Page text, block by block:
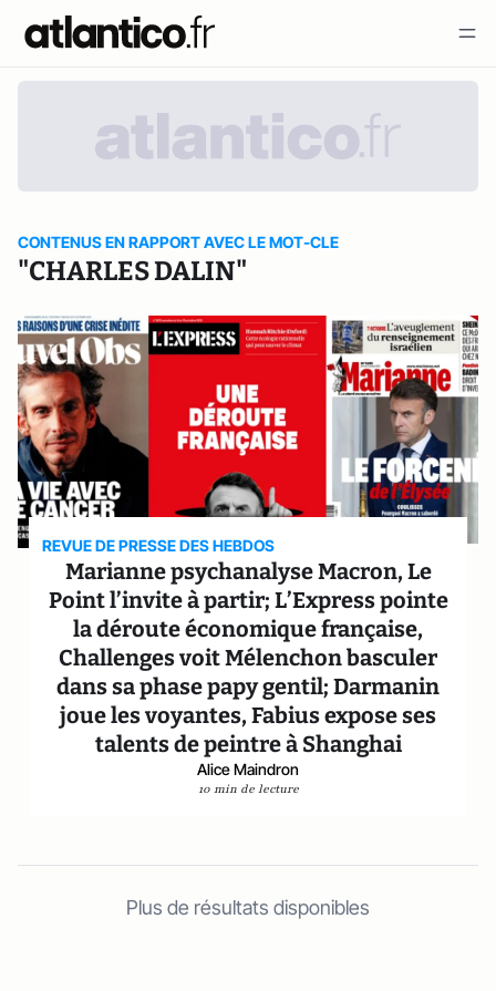
CONTENUS EN RAPPORT AVEC LE MOT-CLE
"CHARLES DALIN"
REVUE DE PRESSE DES HEBDOS
Marianne psychanalyse Macron, Le
Point l’invite à partir; L’Express pointe
la déroute économique française,
Challenges voit Mélenchon basculer
dans sa phase papy gentil; Darmanin
joue les voyantes, Fabius expose ses
talents de peintre à Shanghai
Alice Maindron
10 min de lecture
Plus de résultats disponibles